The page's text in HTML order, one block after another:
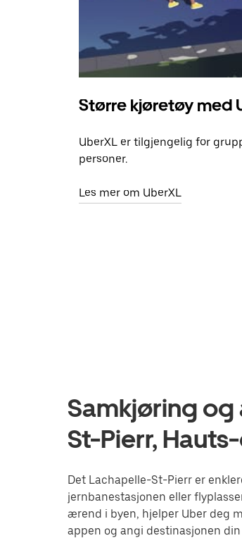
Større kjøretøy med
UberXL er tilgjengelig for
personer.
Les mer om UberXL
Samkjøring
St-Pierr,
Det Lachapelle-St-Pierr er
jernbanestasjonen eller
ærend i byen, hjelper Uber deg
appen og angi destinasjonen